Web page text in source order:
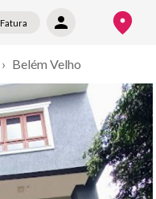
Fatura
› Belém Velho